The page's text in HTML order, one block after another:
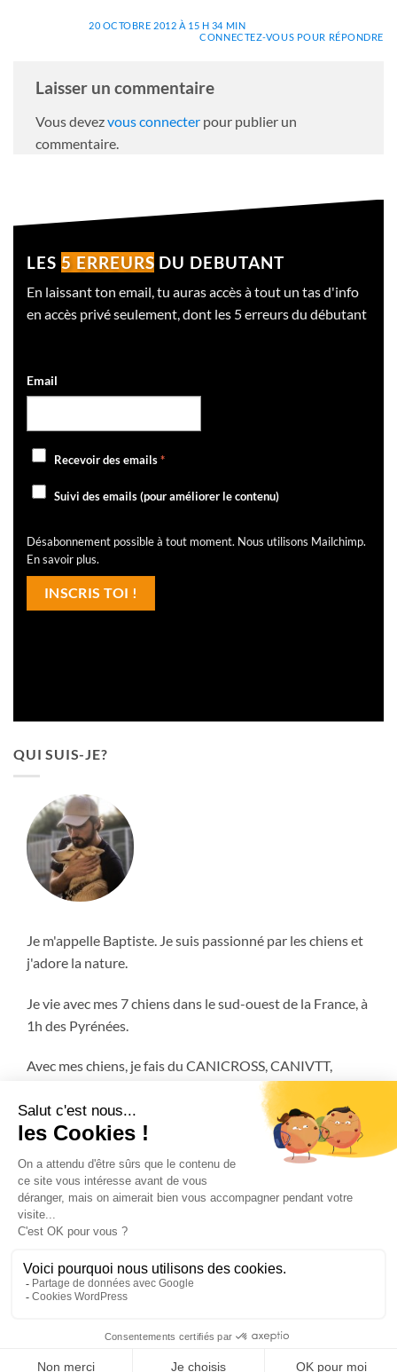
20 OCTOBRE 2012 À 15 H 34 MIN
CONNECTEZ-VOUS POUR RÉPONDRE
Laisser un commentaire
Vous devezvous connecter pour publier un
commentaire.
LES 5 ERREURS DU DEBUTANT
En laissant ton email, tu auras accès à tout un tas d'info
en accès privé seulement, dont les 5 erreurs du débutant
Email
Recevoir des emails*
Suivi des emails (pour améliorer le contenu)
Désabonnement possible à tout moment. Nous utilisons Mailchimp.
En savoir plus.
QUI SUIS-JE?
Je m'appelle Baptiste. Je suis passionné par les chiens et
j'adore la nature.
Je vie avec mes 7 chiens dans le sud-ouest de la France, à
1h des Pyrénées.
Avec mes chiens, je fais du CANICROSS, CANIVTT,
FAQ
MENTIONS LÉGALES
CGV – CONDITIONS GÉNÉRALES DE VENTES
Copyright 2026 © Musher Experience - SIRET 839 791 795 000 25 -
Mentions légales